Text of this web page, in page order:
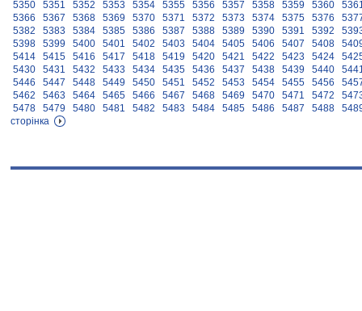
5350
5351 5352 5353 5354 5355 5356 5357 5358 5359 5360
5366
5367 5368 5369 5370 5371 5372 5373 5374 5375 5376
5382
5383 5384 5385 5386 5387 5388 5389 5390 5391 5392
5398
5399 5400 5401 5402 5403 5404 5405 5406 5407 5408
5414
5415 5416 5417 5418 5419 5420 5421 5422 5423 5424
5430
5431 5432 5433 5434 5435 5436 5437 5438 5439 5440
5446
5447 5448 5449 5450 5451 5452 5453 5454 5455 5456
5462
5463 5464 5465 5466 5467 5468 5469 5470 5471 5472
5478
5479 5480 5481 5482 5483 5484 5485 5486 5487 5488
сторінка